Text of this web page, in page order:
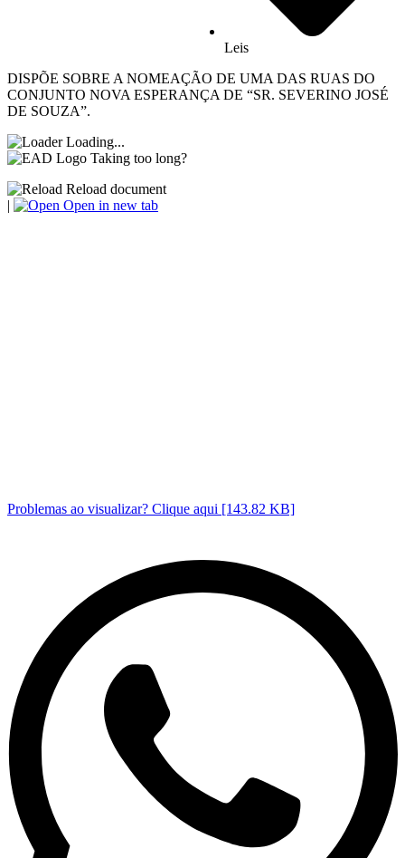
Leis
DISPÕE SOBRE A NOMEAÇÃO DE UMA DAS RUAS DO
CONJUNTO NOVA ESPERANÇA DE “SR. SEVERINO JOSÉ
DE SOUZA”.
Loading...
Taking too long?
Reload document
|
Open in new tab
Problemas ao visualizar? Clique aqui [143.82 KB]